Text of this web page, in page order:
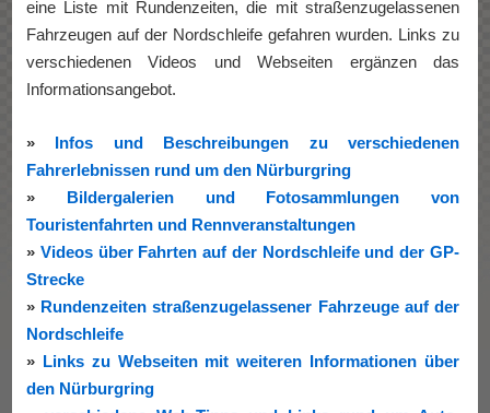
eine Liste mit Rundenzeiten, die mit straßenzugelassenen
Fahrzeugen auf der Nordschleife gefahren wurden. Links zu
verschiedenen Videos und Webseiten ergänzen das
Informationsangebot.
» Infos und Beschreibungen zu verschiedenen
Fahrerlebnissen rund um den Nürburgring
» Bildergalerien und Fotosammlungen von
Touristenfahrten und Rennveranstaltungen
» Videos über Fahrten auf der Nordschleife und der GP-
Strecke
» Rundenzeiten straßenzugelassener Fahrzeuge auf der
Nordschleife
» Links zu Webseiten mit weiteren Informationen über
den Nürburgring